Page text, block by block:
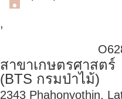
,
สาขาเกษตรศาสตร์
(BTS กรมป่าไม้)
2343 Phahonyothin,